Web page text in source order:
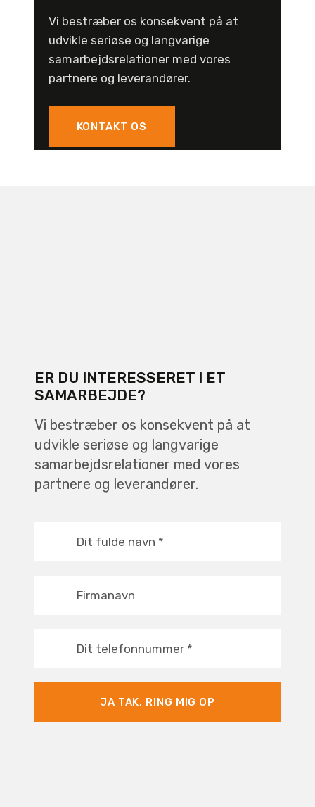
Vi bestræber os konsekvent på at
udvikle seriøse og langvarige
samarbejdsrelationer med vores
partnere og leverandører.
KONTAKT OS
ER DU INTERESSERET I ET
SAMARBEJDE?
Vi bestræber os konsekvent på at
udvikle seriøse og langvarige
samarbejdsrelationer med vores
partnere og leverandører.
Dit fulde navn *
Firmanavn
Dit telefonnummer *
JA TAK, RING MIG OP